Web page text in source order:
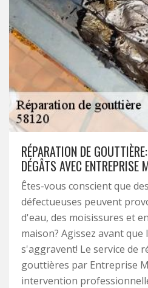
RÉPARATION DE
DÉGÂTS AVEC ENTREPRISE
Êtes-vous conscient que
défectueuses peuvent
d'eau, des moisissures et
maison? Agissez avant
s'aggravent! Le service de
gouttières par Entreprise
intervention